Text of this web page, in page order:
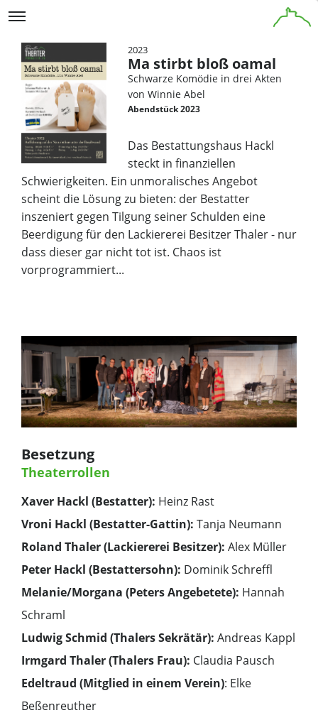
2023
Ma stirbt bloß oamal
Schwarze Komödie in drei Akten
von Winnie Abel
Abendstück 2023
Das Bestattungshaus Hackl
steckt in finanziellen
Schwierigkeiten. Ein unmoralisches Angebot
scheint die Lösung zu bieten: der Bestatter
inszeniert gegen Tilgung seiner Schulden eine
Beerdigung für den Lackiererei Besitzer Thaler - nur
dass dieser gar nicht tot ist. Chaos ist
vorprogrammiert...
Besetzung
Theaterrollen
Xaver Hackl (Bestatter): Heinz Rast
Vroni Hackl (Bestatter-Gattin): Tanja Neumann
Roland Thaler (Lackiererei Besitzer): Alex Müller
Peter Hackl (Bestattersohn): Dominik Schreffl
Melanie/Morgana (Peters Angebetete): Hannah
Schraml
Ludwig Schmid (Thalers Sekrätär): Andreas Kappl
Irmgard Thaler (Thalers Frau): Claudia Pausch
Edeltraud (Mitglied in einem Verein): Elke
Beßenreuther